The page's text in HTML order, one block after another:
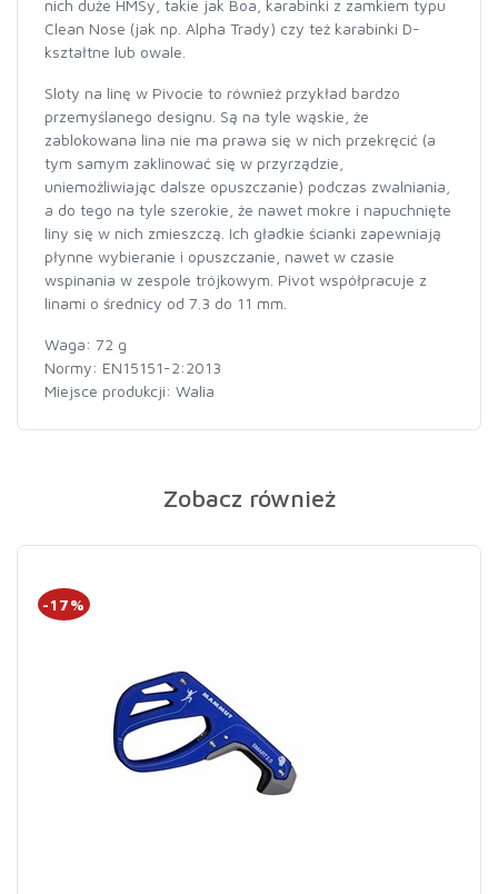
nich duże HMSy, takie jak Boa, karabinki z zamkiem typu
Clean Nose (jak np. Alpha Trady) czy też karabinki D-
kształtne lub owale.
Sloty na linę w Pivocie to również przykład bardzo
przemyślanego designu. Są na tyle wąskie, że
zablokowana lina nie ma prawa się w nich przekręcić (a
tym samym zaklinować się w przyrządzie,
uniemożliwiając dalsze opuszczanie) podczas zwalniania,
a do tego na tyle szerokie, że nawet mokre i napuchnięte
liny się w nich zmieszczą. Ich gładkie ścianki zapewniają
płynne wybieranie i opuszczanie, nawet w czasie
wspinania w zespole trójkowym. Pivot współpracuje z
linami o średnicy od 7.3 do 11 mm.
Waga: 72 g
Normy: EN15151-2:2013
Miejsce produkcji: Walia
Zobacz również
-17%